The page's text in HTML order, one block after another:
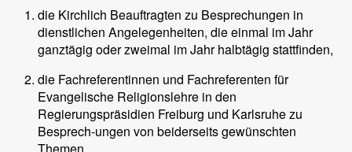
die Kirchlich Beauftragten zu Besprechungen in
dienstlichen Angelegenheiten, die einmal im Jahr
ganztägig oder zweimal im Jahr halbtägig stattfinden,
die Fachreferentinnen und Fachreferenten für
Evangelische Religionslehre in den
Regierungspräsidien Freiburg und Karlsruhe zu
Besprech-ungen von beiderseits gewünschten
Themen.